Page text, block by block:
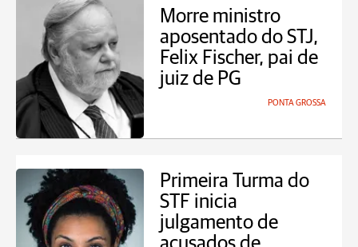
Morre ministro
aposentado do STJ,
Felix Fischer, pai de
juiz de PG
PONTA GROSSA
Primeira Turma do
STF inicia
julgamento de